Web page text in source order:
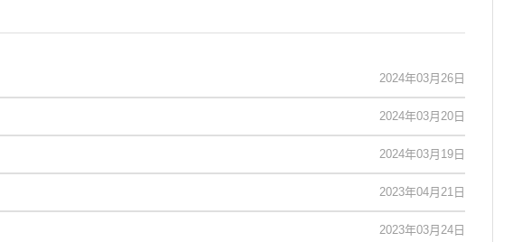
2024年03月26日
2024年03月20日
2024年03月19日
2023年04月21日
2023年03月24日